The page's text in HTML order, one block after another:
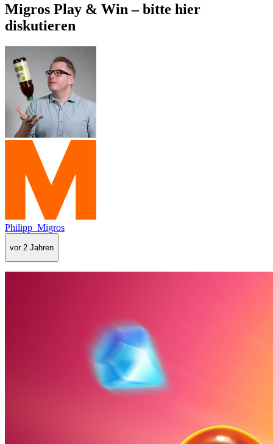
Migros Play & Win – bitte hier
diskutieren
Philipp_Migros
vor 2 Jahren